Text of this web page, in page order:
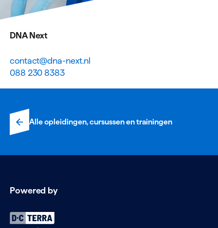
DNA Next
contact@dna-next.nl
088 230 8383
Alle opleidingen, cursussen en trainingen
Powered by